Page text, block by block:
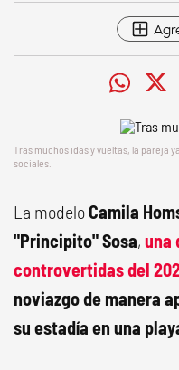
Tras muchos idas y vueltas, la pareja
sociales.
La modeloCamila
"Principito" Sosa, una
controvertidas del
noviazgo de manera
su estadía en una